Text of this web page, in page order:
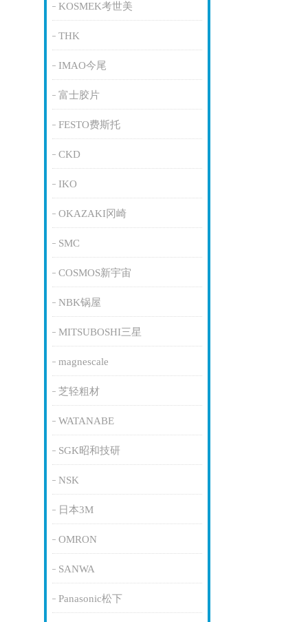
KOSMEK考世美
THK
IMAO今尾
富士胶片
FESTO费斯托
CKD
IKO
OKAZAKI冈崎
SMC
COSMOS新宇宙
NBK锅屋
MITSUBOSHI三星
magnescale
芝轻粗材
WATANABE
SGK昭和技研
NSK
日本3M
OMRON
SANWA
Panasonic松下